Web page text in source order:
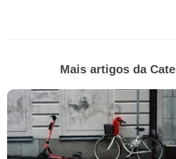
Mais artigos da